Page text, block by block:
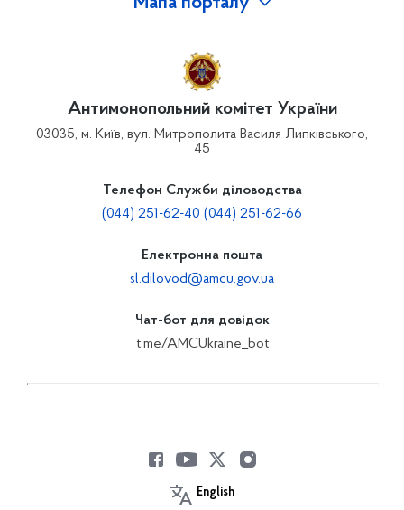
Антимонопольний комітет України
03035, м. Київ, вул. Митрополита Василя Липківського,
45
Телефон Служби діловодства
(044) 251-62-40 (044) 251-62-66
Електронна пошта
sl.dilovod@amcu.gov.ua
Чат-бот для довідок
t.me/AMCUkraine_bot
English